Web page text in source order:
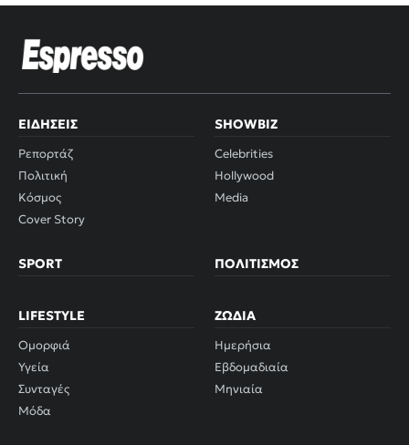
ΕΙΔΉΣΕΙΣ
Ρεπορτάζ
Πολιτική
Κόσμος
Cover Story
SHOWBIZ
Celebrities
Hollywood
Media
SPORT ΠΟΛΙΤΙΣΜΌΣ
LIFESTYLE
Ομορφιά
Υγεία
Συνταγές
Μόδα
ΖΏΔΙΑ
Ημερήσια
Εβδομαδιαία
Μηνιαία